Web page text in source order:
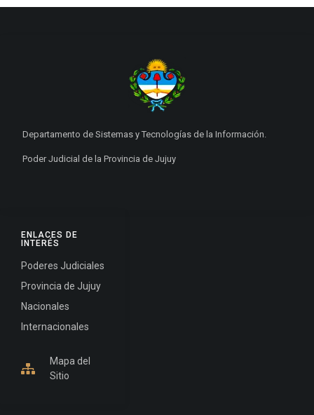
ENLACES DE
INTERÉS
Poderes Judiciales
Provincia de Jujuy
Nacionales
Internacionales
Mapa del
Sitio
Departamento de Sistemas y Tecnologías de la Información.
Poder Judicial de la Provincia de Jujuy